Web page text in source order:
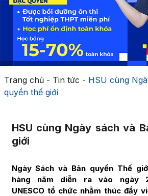
Trang chủ- Tin tức - HSU cùng
quyền thế giới
HSU cùng Ngày sách và
giới
Ngày Sách và Bản quyền Thế
hàng năm diễn ra vào ngày
UNESCO tổ chức nhằm thúc đẩy